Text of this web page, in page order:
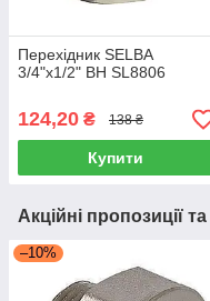
Перехідник SELBA
3/4"х1/2" ВН SL8806
124,20 ₴ 138 ₴
Купити
Акційні пропозиції
–10%